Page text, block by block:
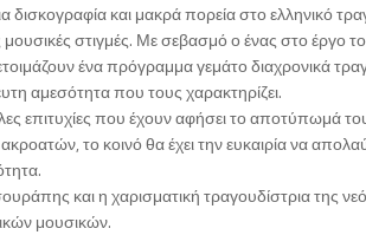
δισκογραφία και μακρά πορεία στο ελληνικό
μουσικές στιγμές. Με σεβασμό ο ένας στο έργο
ένα πρόγραμμα γεμάτο διαχρονικά
αμεσότητα που τους χαρακτηρίζει.
επιτυχίες που έχουν αφήσει το αποτύπωμά
το κοινό θα έχει την ευκαιρία να
και η χαρισματική τραγουδίστρια της
μουσικών.